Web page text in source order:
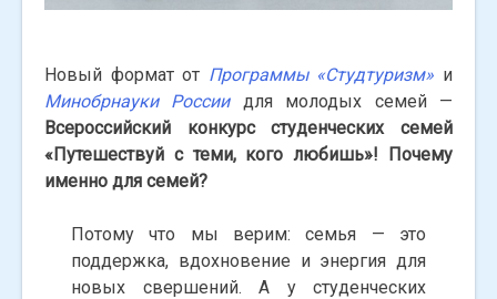
Новый формат от Программы «Студтуризм» и
Минобрнауки Россиидля молодых семей —
Всероссийский конкурс студенческих семей
«Путешествуй с теми, кого любишь»!
Почему
именно для семей?
Потому что мы верим: семья — это
поддержка, вдохновение и энергия для
новых свершений. А у студенческих